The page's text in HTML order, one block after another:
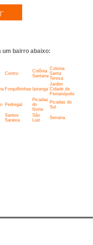
um bairro abaixo:
Centro
Colônia
Santana
Colonia
Santa
Teresa
Forquilhinhas Ipiranga
Jardim
Cidade de
Florianópolis
Pedregal
Picadas
do
Norte
Picadas do
Sul
Santos
Saraiva
São
Luiz
Serraria